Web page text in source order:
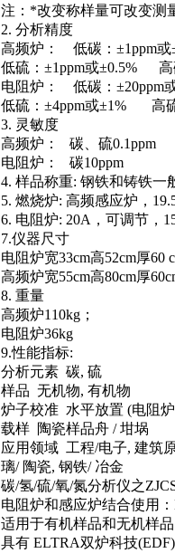
注：*改变称样量可改变测
2. 分析精度
高频炉： 低碳：±1ppm
低硫：±1ppm或±0.5% 高
电阻炉： 低碳：±20ppm
低硫：±4ppm或±1% 高
3. 灵敏度
高频炉： 碳、硫0.1ppm
电阻炉： 碳10ppm
4. 样品称重: 钢铁和铸铁一
5. 燃烧炉: 高频感应炉，
6. 电阻炉: 20A，可调节，
7.仪器尺寸
电阻炉宽33cm高52cm厚60
高频炉宽55cm高80cm厚
8. 重量
高频炉110kg；
电阻炉36kg
9.性能指标:
分析元素 碳, 硫
样品 无机物, 有机物
炉子校准 水平放置 (电阻
载样 陶瓷样品舟 / 坩埚
应用领域 工程/电子, 建筑
璃/ 陶瓷, 钢铁/ 冶金
碳/氢/硫/氧/氮分析仪之
电阻炉和感应炉结合使用
适用于有机样品和无机样
具有 ELTRA双炉科技